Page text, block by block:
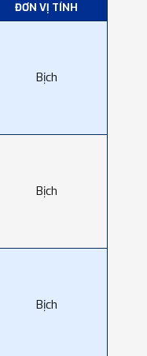
ĐƠN VỊ TÍNH
Bịch
Bịch
Bịch